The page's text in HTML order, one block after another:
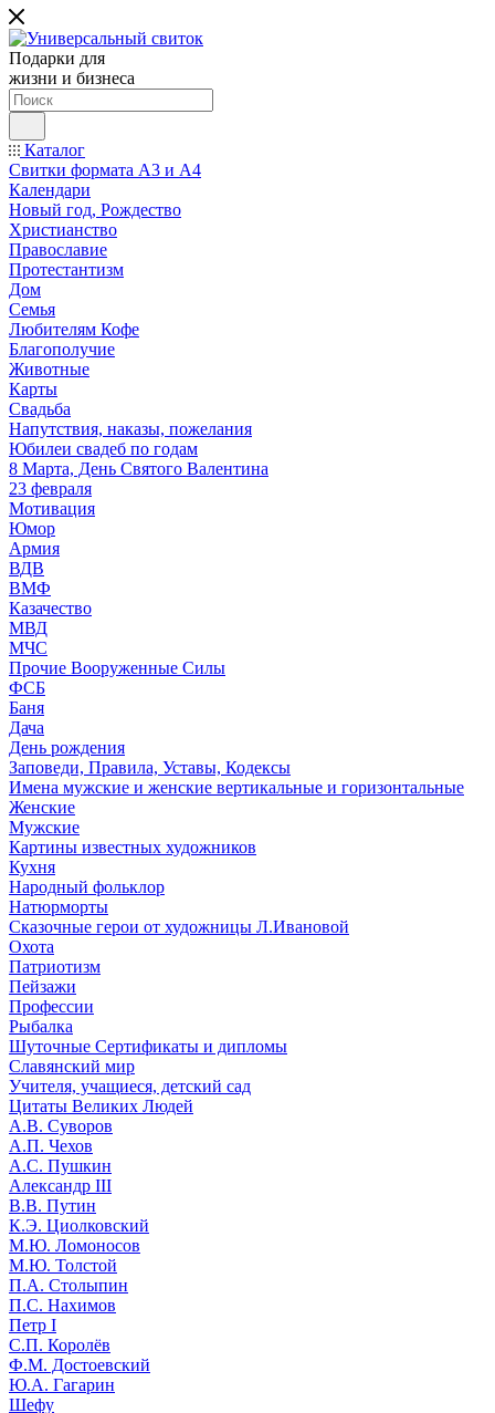
Подарки для
жизни и бизнеса
Каталог
Свитки формата А3 и А4
Календари
Новый год, Рождество
Христианство
Православие
Протестантизм
Дом
Семья
Любителям Кофе
Благополучие
Животные
Карты
Свадьба
Напутствия, наказы, пожелания
Юбилеи свадеб по годам
8 Марта, День Святого Валентина
23 февраля
Мотивация
Юмор
Армия
ВДВ
ВМФ
Казачество
МВД
МЧС
Прочие Вооруженные Силы
ФСБ
Баня
Дача
День рождения
Заповеди, Правила, Уставы, Кодексы
Имена мужские и женские вертикальные и горизонтальные
Женские
Мужские
Картины известных художников
Кухня
Народный фольклор
Натюрморты
Сказочные герои от художницы Л.Ивановой
Охота
Патриотизм
Пейзажи
Профессии
Рыбалка
Шуточные Сертификаты и дипломы
Славянский мир
Учителя, учащиеся, детский сад
Цитаты Великих Людей
А.В. Суворов
А.П. Чехов
А.С. Пушкин
Александр III
В.В. Путин
К.Э. Циолковский
М.Ю. Ломоносов
М.Ю. Толстой
П.А. Столыпин
П.С. Нахимов
Петр I
С.П. Королёв
Ф.М. Достоевский
Ю.А. Гагарин
Шефу